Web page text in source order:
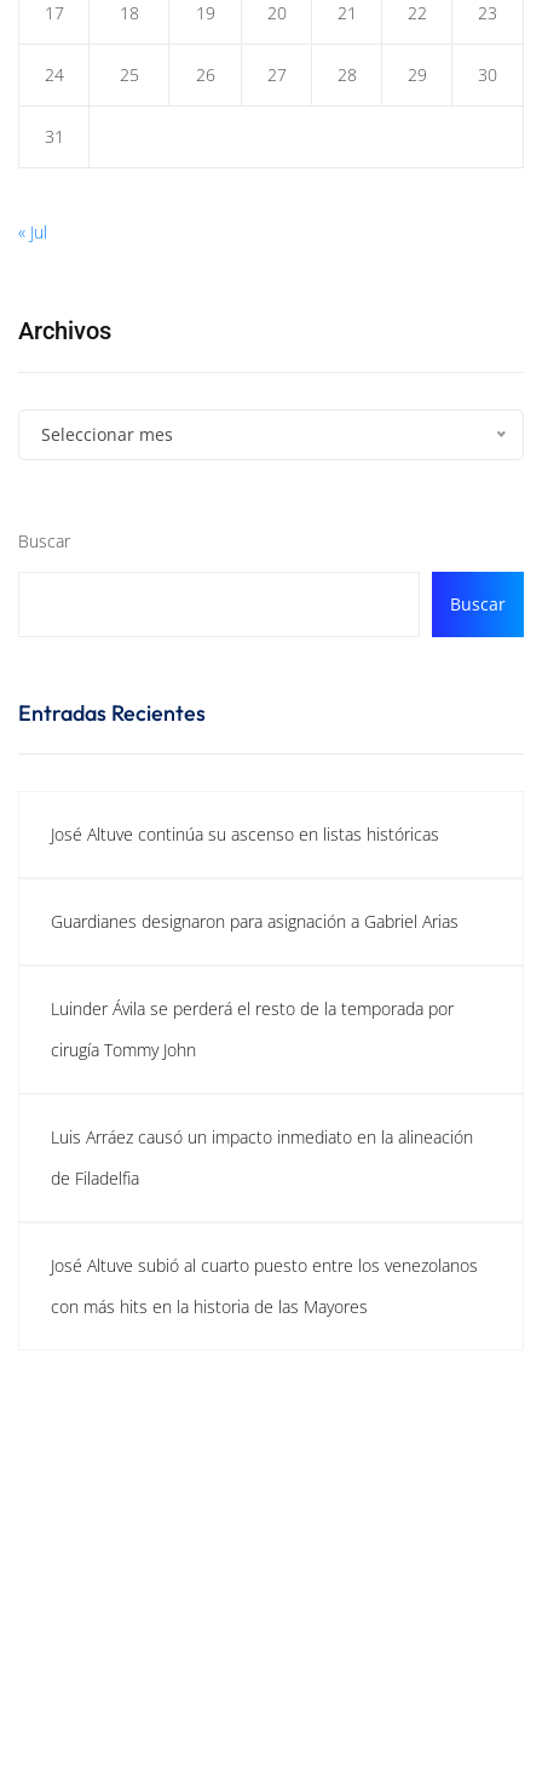
17 18 19 20 21 22 23
24 25 26 27 28 29 30
31
« Jul
Archivos
Seleccionar mes
Buscar
Buscar
Entradas Recientes
José Altuve continúa su ascenso en listas históricas
Guardianes designaron para asignación a Gabriel Arias
Luinder Ávila se perderá el resto de la temporada por
cirugía Tommy John
Luis Arráez causó un impacto inmediato en la alineación
de Filadelfia
José Altuve subió al cuarto puesto entre los venezolanos
con más hits en la historia de las Mayores